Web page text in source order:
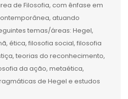
de Filosofia, com ênfase em
atuando
temas/áreas: Hegel,
ética, filosofia social, filosofia
teorias do reconhecimento,
da ação, metaética,
de Hegel e estudos